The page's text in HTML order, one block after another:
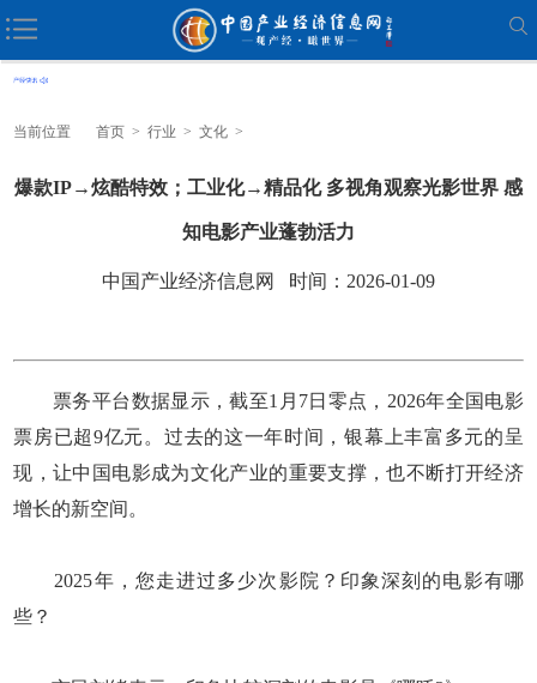
当前位置 首页 > 行业 > 文化 >
爆款IP→炫酷特效；工业化→精品化 多视角观察光影世界 感
知电影产业蓬勃活力
中国产业经济信息网 时间：2026-01-09
票务平台数据显示，截至1月7日零点，2026年全国电影
票房已超9亿元。过去的这一年时间，银幕上丰富多元的呈
现，让中国电影成为文化产业的重要支撑，也不断打开经济
增长的新空间。
2025年，您走进过多少次影院？印象深刻的电影有哪
些？